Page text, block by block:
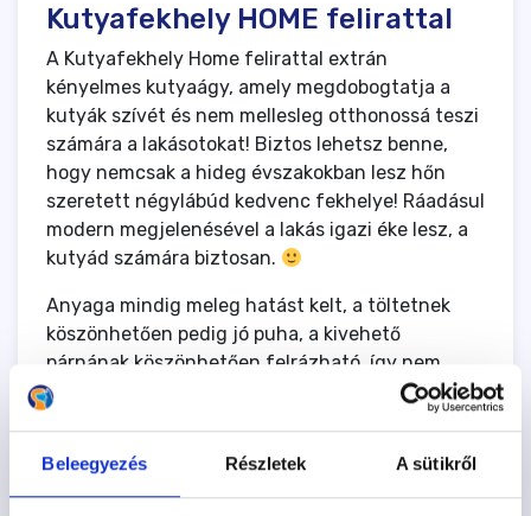
Beleegyezés Részletek A sütikről
Kutyafekhely HOME felirattal
A Kutyafekhely Home felirattal extrán
kényelmes kutyaágy, amely megdobogtatja a
kutyák szívét és nem mellesleg otthonossá teszi
számára a lakásotokat! Biztos lehetsz benne,
hogy nemcsak a hideg évszakokban lesz hőn
szeretett négylábúd kedvenc fekhelye! Ráadásul
modern megjelenésével a lakás igazi éke lesz, a
kutyád számára biztosan.
Anyaga mindig meleg hatást kelt, a töltetnek
köszönhetően pedig jó puha, a kivehető
párnának köszönhetően felrázható, így nem
tudja kifeküdni a kedvenced. Belül nagyon puha
plüss borítja, kívül textil anyagú. a Home felirat
Méretek